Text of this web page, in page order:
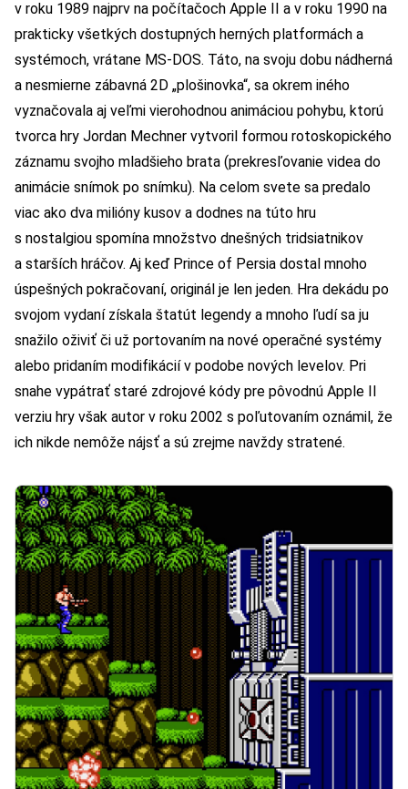
v roku 1989 najprv na počítačoch Apple II a v roku 1990 na
prakticky všetkých dostupných herných platformách a
systémoch, vrátane MS-DOS. Táto, na svoju dobu nádherná
a nesmierne zábavná 2D „plošinovka“, sa okrem iného
vyznačovala aj veľmi vierohodnou animáciou pohybu, ktorú
tvorca hry Jordan Mechner vytvoril formou rotoskopického
záznamu svojho mladšieho brata (prekresľovanie videa do
animácie snímok po snímku). Na celom svete sa predalo
viac ako dva milióny kusov a dodnes na túto hru
s nostalgiou spomína množstvo dnešných tridsiatnikov
a starších hráčov. Aj keď Prince of Persia dostal mnoho
úspešných pokračovaní, originál je len jeden. Hra dekádu po
svojom vydaní získala štatút legendy a mnoho ľudí sa ju
snažilo oživiť či už portovaním na nové operačné systémy
alebo pridaním modifikácií v podobe nových levelov. Pri
snahe vypátrať staré zdrojové kódy pre pôvodnú Apple II
verziu hry však autor v roku 2002 s poľutovaním oznámil, že
ich nikde nemôže nájsť a sú zrejme navždy stratené.